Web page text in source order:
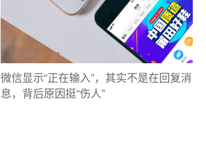
微信显示“正在输入”，其实不是在回复消
息，背后原因挺“伤人”